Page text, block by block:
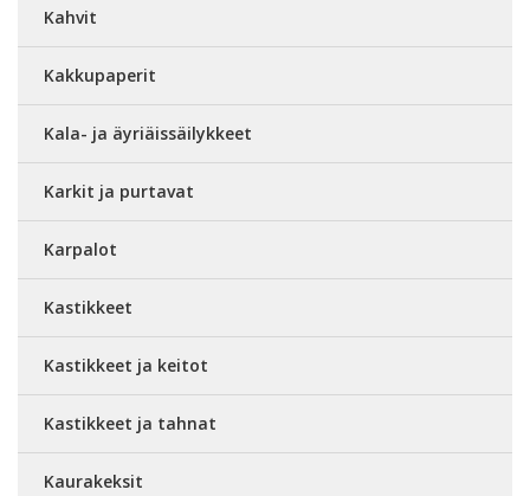
Kahvit
Kakkupaperit
Kala- ja äyriäissäilykkeet
Karkit ja purtavat
Karpalot
Kastikkeet
Kastikkeet ja keitot
Kastikkeet ja tahnat
Kaurakeksit